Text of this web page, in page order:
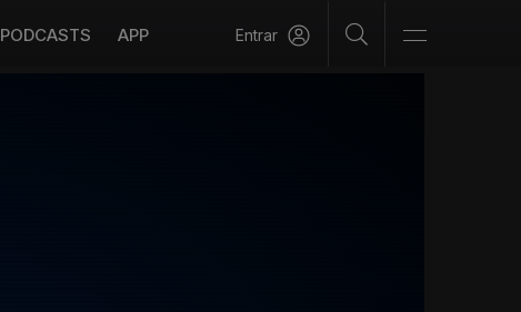
PODCASTS APP Entrar